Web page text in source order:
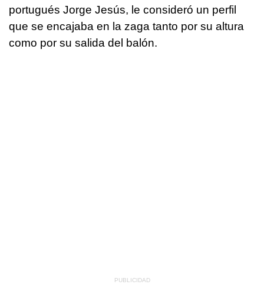
portugués Jorge Jesús, le consideró un perfil
que se encajaba en la zaga tanto por su altura
como por su salida del balón.